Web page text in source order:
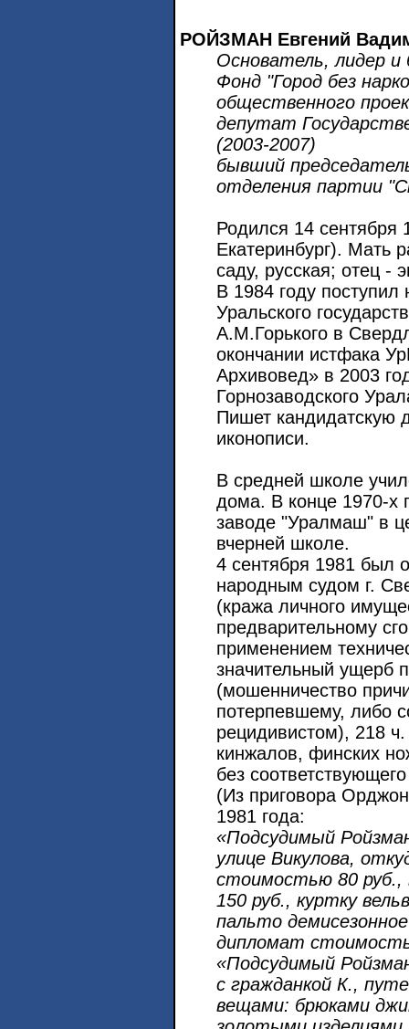
РОЙЗМАН Евгений
Основатель, лидер и
Фонд "Город без
общественного
депутат
(2003-2007)
бывший
отделения партии
Родился 14 сентября
Екатеринбург). Мать
саду, русская; отец -
В 1984 году поступил
Уральского
А.М.Горького в
окончании истфака
Архивовед» в 2003
Горнозаводского
Пишет кандидатскую
иконописи.
В средней школе
дома. В конце 1970-х
заводе "Уралмаш" в
вчерней школе.
4 сентября 1981 был
народным судом г.
(кража личного
предварительному
применением
значительный ущерб
(мошенничество
потерпевшему, либо
рецидивистом), 218
кинжалов, финских
без
(Из приговора
1981 года:
«Подсудимый
улице Викулова,
стоимостью 80
150 руб., куртку
пальто
дипломат
«Подсудимый
с гражданкой К.,
вещами: брюками